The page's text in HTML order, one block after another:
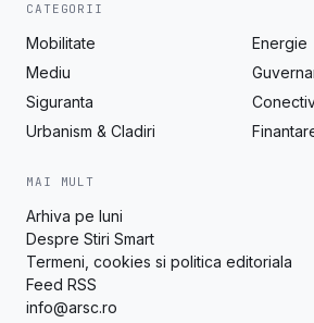
CATEGORII
Mobilitate
Energie
Mediu
Siguranta
Urbanism & Cladiri
MAI MULT
Arhiva pe luni
Despre Stiri Smart
Termeni, cookies si politica editoriala
Feed RSS
info@arsc.ro